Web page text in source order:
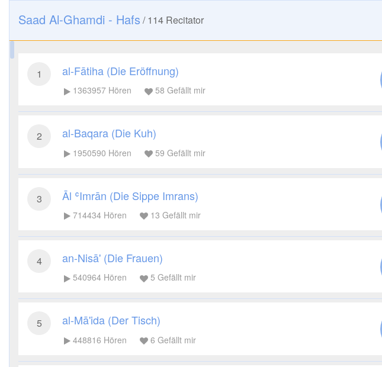
Saad Al-Ghamdi - Hafs /114 Recitator
1 al-Fātiha (Die Eröffnung)
1363957 Hören 58 Gefällt mir
2 al-Baqara (Die Kuh)
1950590 Hören 59 Gefällt mir
3 Āl ʿImrān (Die Sippe Imrans)
714434 Hören 13 Gefällt mir
4 an-Nisā' (Die Frauen)
540964 Hören 5 Gefällt mir
5 al-Mā'ida (Der Tisch)
448816 Hören 6 Gefällt mir